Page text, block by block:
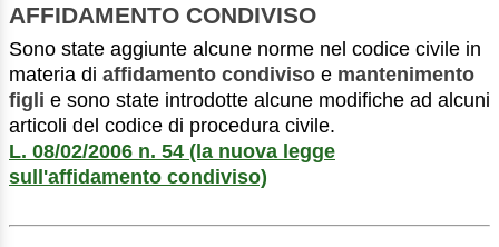
AFFIDAMENTO CONDIVISO
Sono state aggiunte alcune norme nel codice civile in
materia di affidamento condiviso e mantenimento
figli e sono state introdotte alcune modifiche ad alcuni
articoli del codice di procedura civile.
L. 08/02/2006 n. 54 (la nuova legge
sull'affidamento condiviso)